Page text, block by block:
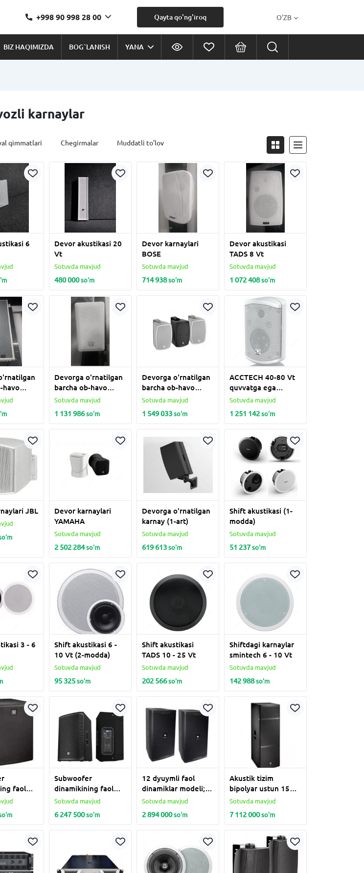
+998 90 998 28 00 Qayta qo'ng'iroq O'ZB
BIZ HAQIMIZDA BOG`LANISH YANA
karnaylar
qimmatlari Chegirmalar Muddatli to'lov
6
Devor akustikasi 20
Vt
Sotuvda mavjud
480 000so'm
Devor karnaylari
BOSE
Sotuvda mavjud
714 938so'm
Devor akustikasi
TADS 8 Vt
Sotuvda mavjud
1 072 408so'm
havo
TADS 40-
Devorga o'rnatilgan
barcha ob-havo
dinamiklari INTERM
Sotuvda mavjud
1 131 986so'm
Devorga o'rnatilgan
barcha ob-havo
dinamiklari JBL 40-
Sotuvda mavjud
1 549 033so'm
ACCTECH 40-80 Vt
quvvatga ega
bo'lgan barcha ob-
Sotuvda mavjud
1 251 142 so'm
JBL
Devor karnaylari
YAMAHA
Sotuvda mavjud
2 502 284so'm
Devorga o'rnatilgan
karnay (1-art)
Sotuvda mavjud
619 613so'm
Shift akustikasi (1-
modda)
Sotuvda mavjud
51 237so'm
3 - 6
Shift akustikasi 6 -
10 Vt (2-modda)
Sotuvda mavjud
95 325so'm
Shift akustikasi
TADS 10 - 25 Vt
Sotuvda mavjud
202 566so'm
Shiftdagi karnaylar
smintech 6 - 10 Vt
Sotuvda mavjud
142 988so'm
faol
Subwoofer
dinamikining faol
modeli;
ELX115
Sotuvda mavjud
6 247 500so'm
12 dyuymli faol
dinamiklar modeli;
Elektrovoice ELX112
Sotuvda mavjud
2 894 000so'm
Akustik tizim
bipolyar ustun 15
dyum Modeli;
DUAL
Sotuvda mavjud
7 112 000so'm